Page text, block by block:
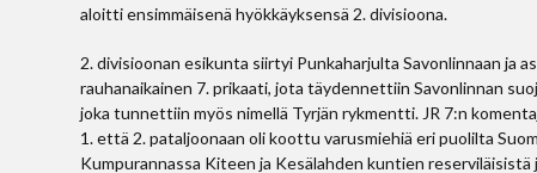
aloitti ensimmäisenä hyökkäyksensä 2. divisioona.
2. divisioonan esikunta siirtyi Punkaharjulta Savonlinnaan ja
rauhanaikainen 7. prikaati, jota täydennettiin Savonlinnan
joka tunnettiin myös nimellä Tyrjän rykmentti. JR 7:n
1. että 2. pataljoonaan oli koottu varusmiehiä eri puolilta
Kumpurannassa Kiteen ja Kesälahden kuntien